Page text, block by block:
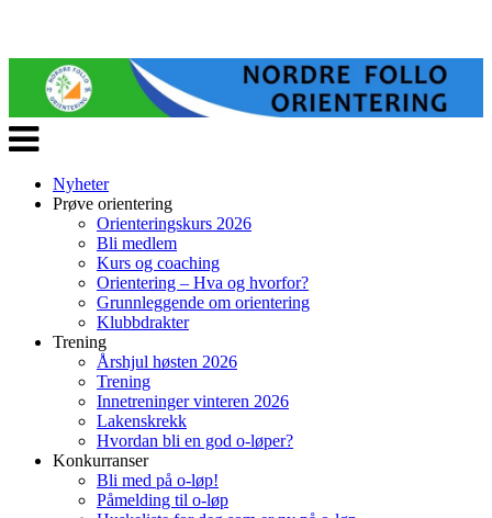
Veksle
navigasjon
Nyheter
Prøve orientering
Orienteringskurs 2026
Bli medlem
Kurs og coaching
Orientering – Hva og hvorfor?
Grunnleggende om orientering
Klubbdrakter
Trening
Årshjul høsten 2026
Trening
Innetreninger vinteren 2026
Lakenskrekk
Hvordan bli en god o-løper?
Konkurranser
Bli med på o-løp!
Påmelding til o-løp